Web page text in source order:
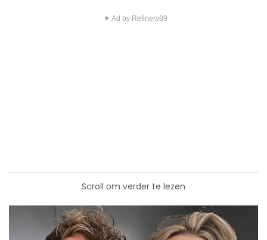
▼ Ad by Refinery89
Scroll om verder te lezen